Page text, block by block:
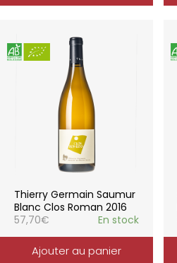
Thierry Germain Saumur
Blanc Clos Roman 2016
57,70€ En stock
Ajouter au panier